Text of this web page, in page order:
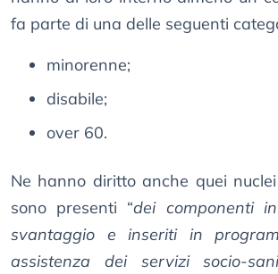
fa parte di una delle seguenti
minorenne;
disabile;
over 60.
Ne hanno diritto anche quei
sono presenti “dei componenti
svantaggio e inseriti in
assistenza dei servizi socio-